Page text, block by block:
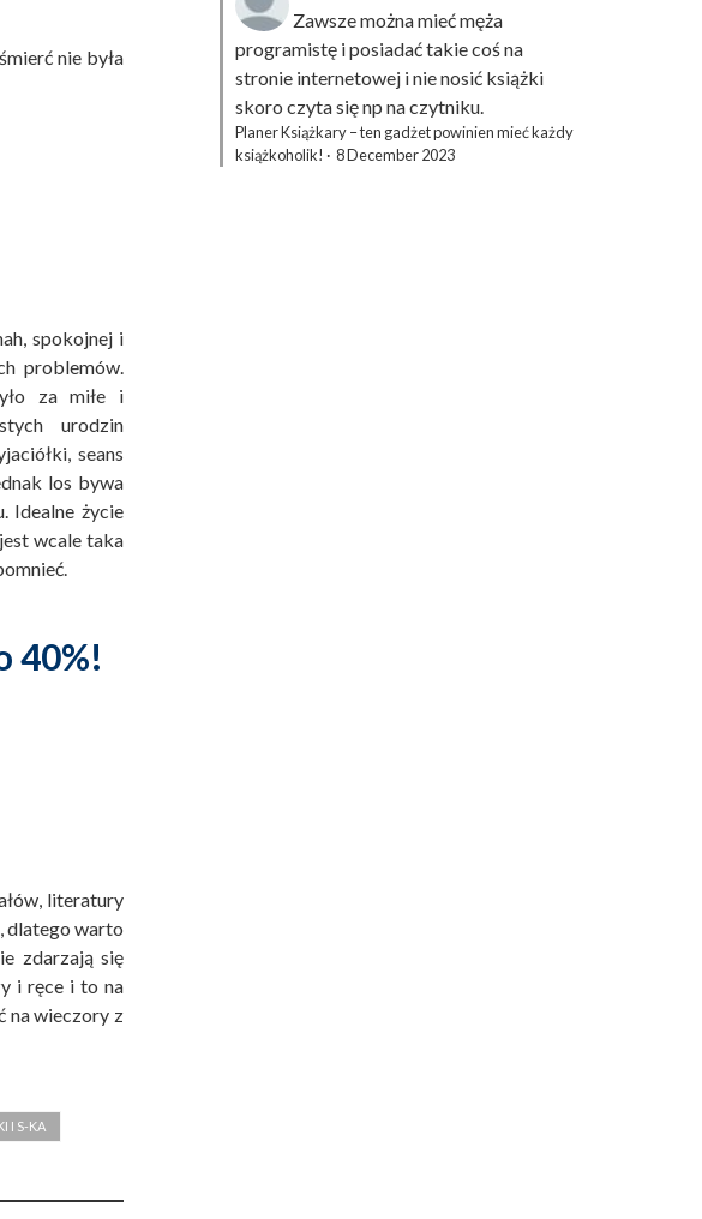
nie była
spokojnej i
problemów.
za miłe i
urodzin
seans
los bywa
Idealne życie
wcale taka
40%!
literatury
dlatego warto
zdarzają się
i ręce i to na
na wieczory z
I S-KA
Zawsze można mieć męża
programistę i posiadać takie coś na
stronie internetowej i nie nosić książki
skoro czyta się np na czytniku.
Planer Książkary – ten gadżet powinien mieć każdy
książkoholik! · 8 December 2023